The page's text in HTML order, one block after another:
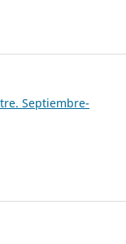
Septiembre-